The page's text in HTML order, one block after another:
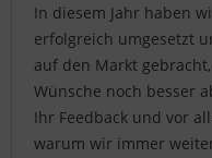
In diesem Jahr haben
erfolgreich umgesetzt
auf den Markt
Wünsche noch besser
Ihr Feedback und vor
warum wir immer